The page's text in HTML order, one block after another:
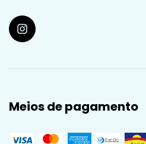
Meios de pagamento